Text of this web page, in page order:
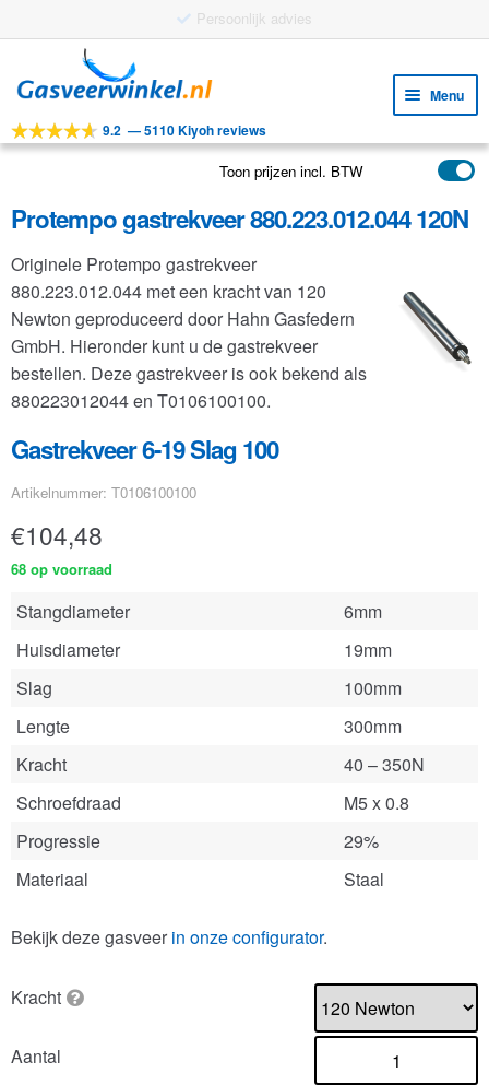
Gratis verzending vanaf €25
door
navigatie
naar
inhoud
Menu
Tools
Toepassingen
Klantenservice
FAQ
9.2 —5110 Kiyoh reviews
Toon prijzen incl. BTW
Protempo gastrekveer 880.223.012.044 120N
Originele Protempo gastrekveer
880.223.012.044 met een kracht van 120
Newton geproduceerd door Hahn Gasfedern
GmbH. Hieronder kunt u de gastrekveer
bestellen. Deze gastrekveer is ook bekend als
880223012044 en T0106100100.
Gastrekveer 6-19 Slag 100
Artikelnummer: T0106100100
€104,48
68 op voorraad
Stangdiameter
6mm
Huisdiameter
19mm
Slag
100mm
Lengte
300mm
Kracht
40 – 350N
Schroefdraad
M5 x 0.8
Progressie
29%
Materiaal
Staal
Bekijk deze gasveer in onze configurator.
Kracht
Aantal